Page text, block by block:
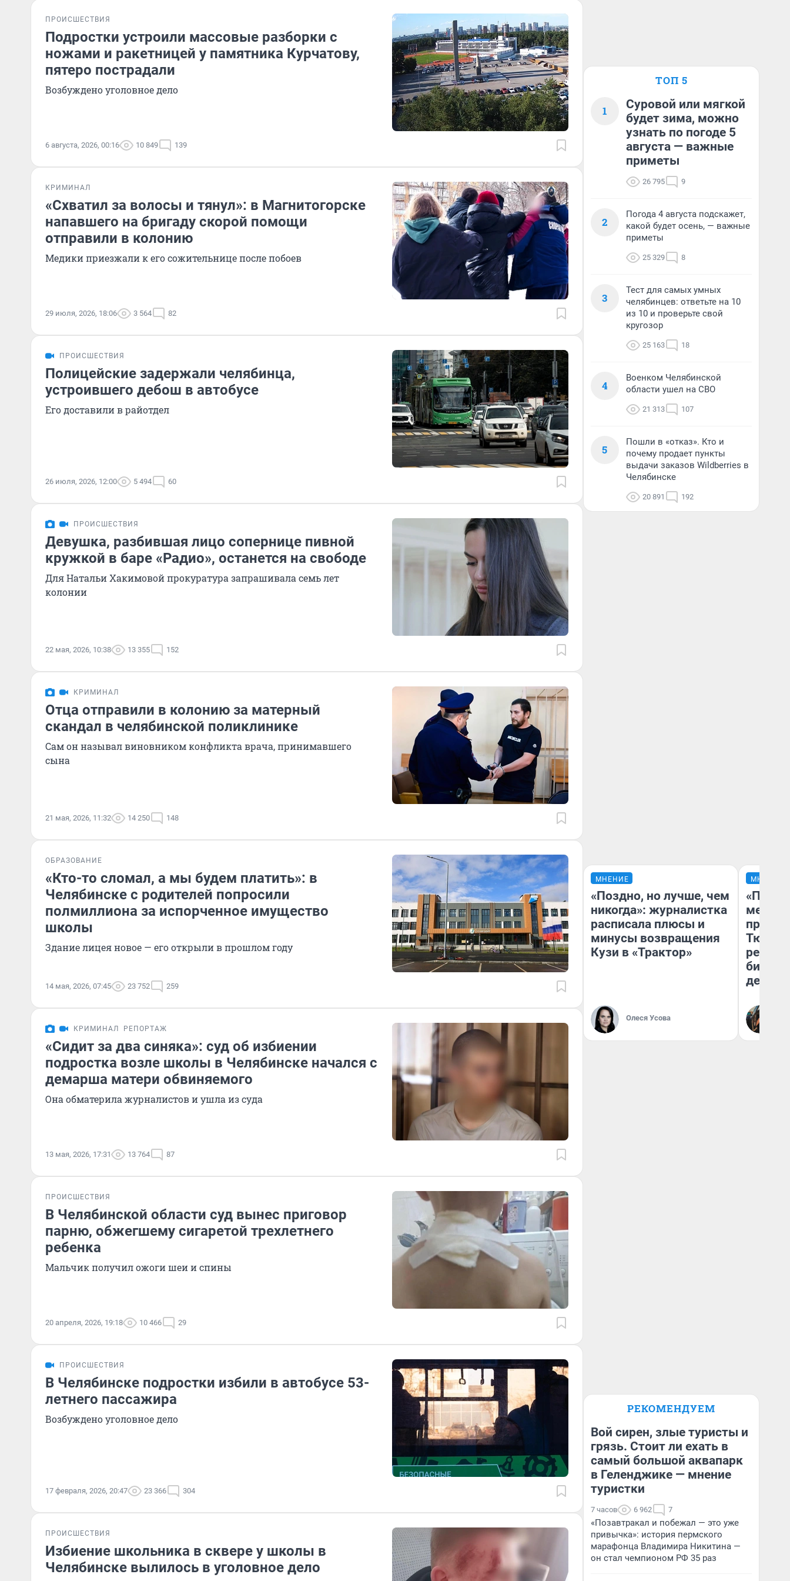
ПРОИСШЕСТВИЯ
Подростки устроили массовые разборки с
ножами и ракетницей у памятника Курчатову,
пятеро пострадали
Возбуждено уголовное дело
6 августа, 2026, 00:16 10 849 139
КРИМИНАЛ
«Схватил за волосы и тянул»: в Магнитогорске
напавшего на бригаду скорой помощи
отправили в колонию
Медики приезжали к его сожительнице после побоев
29 июля, 2026, 18:06 3 564 82
ПРОИСШЕСТВИЯ
Полицейские задержали челябинца,
устроившего дебош в автобусе
Его доставили в райотдел
26 июля, 2026, 12:00 5 494 60
ПРОИСШЕСТВИЯ
Девушка, разбившая лицо сопернице пивной
кружкой в баре «Радио», останется на свободе
Для Натальи Хакимовой прокуратура запрашивала семь лет
колонии
22 мая, 2026, 10:38 13 355 152
КРИМИНАЛ
Отца отправили в колонию за матерный
скандал в челябинской поликлинике
Сам он называл виновником конфликта врача, принимавшего
сына
21 мая, 2026, 11:32 14 250 148
ОБРАЗОВАНИЕ
«Кто-то сломал, а мы будем платить»: в
Челябинске с родителей попросили
полмиллиона за испорченное имущество
школы
Здание лицея новое — его открыли в прошлом году
14 мая, 2026, 07:45 23 752 259
КРИМИНАЛ РЕПОРТАЖ
«Сидит за два синяка»: суд об избиении
подростка возле школы в Челябинске начался с
демарша матери обвиняемого
Она обматерила журналистов и ушла из суда
13 мая, 2026, 17:31 13 764 87
ПРОИСШЕСТВИЯ
В Челябинской области суд вынес приговор
парню, обжегшему сигаретой трехлетнего
ребенка
Мальчик получил ожоги шеи и спины
20 апреля, 2026, 19:18 10 466 29
ПРОИСШЕСТВИЯ
В Челябинске подростки избили в автобусе 53-
летнего пассажира
Возбуждено уголовное дело
17 февраля, 2026, 20:47 23 366 304
ПРОИСШЕСТВИЯ
Избиение школьника в сквере у школы в
Челябинске вылилось в уголовное дело
ТОП 5
1
Суровой или мягкой
будет зима, можно
узнать по погоде 5
августа — важные
приметы
26 795 9
2
Погода 4 августа подскажет,
какой будет осень, — важные
приметы
25 329 8
3
Тест для самых умных
челябинцев: ответьте на 10
из 10 и проверьте свой
кругозор
25 163 18
4
Военком Челябинской
области ушел на СВО
21 313 107
5
Пошли в «отказ». Кто и
почему продает пункты
выдачи заказов Wildberries в
Челябинске
20 891 192
МНЕНИЕ
«Поздно, но лучше, чем
никогда»: журналистка
расписала плюсы и
минусы возвращения
Кузи в «Трактор»
Олеся Усова
МНЕНИЕ
РЕКОМЕНДУЕМ
Вой сирен, злые туристы и
грязь. Стоит ли ехать в
самый большой аквапарк
в Геленджике — мнение
туристки
7 часов 6 962 7
«Позавтракал и побежал — это уже
привычка»: история пермского
марафонца Владимира Никитина —
он стал чемпионом РФ 35 раз